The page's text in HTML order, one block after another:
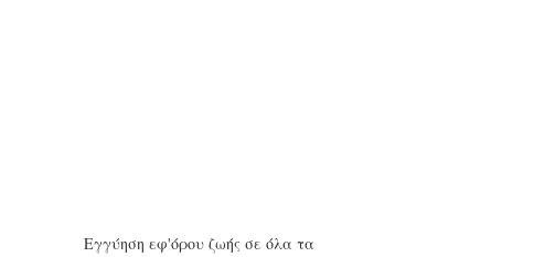
Εγγύηση εφ'όρου ζωής σε όλα τα